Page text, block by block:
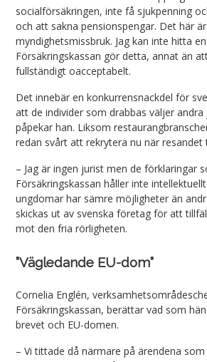
socialförsäkringen, inte få sjukpenning
och att sakna pensionspengar. Det här är
myndighetsmissbruk. Jag kan inte hitta
Försäkringskassan gör detta, annat än
fullständigt oacceptabelt.
Det innebär en konkurrensnackdel för
att de individer som drabbas väljer
påpekar han. Liksom
redan svårt att rekrytera nu när resandet
– Jag är ingen jurist men de förklaringar
Försäkringskassan håller inte
ungdomar har sämre möjligheter än
skickas ut av svenska företag för att
mot den fria rörligheten.
”Vägledande EU-dom”
Cornelia Englén,
Försäkringskassan, berättar vad som
brevet och EU-domen.
– Vi tittade då närmare på ärendena